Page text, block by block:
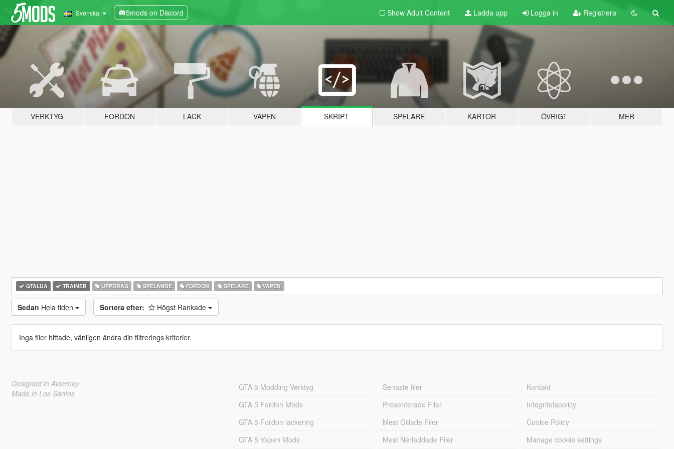
Svenska 5mods on Discord Show Adult Content Ladda upp Logga in Registrera
VERKTYG FORDON LACK VAPEN SKRIPT SPELARE KARTOR ÖVRIGT MER
GTALUA TRAINER UPPDRAG SPELANDE FORDON SPELARE VAPEN
Sedan Hela tiden Sortera efter: Högst Rankade
Inga filer hittade, vänligen ändra din filtrerings kriterier.
Designed in Alderney
Made in Los Santos
GTA 5 Modding Verktyg
GTA 5 Fordon Mods
GTA 5 Fordon lackering
GTA 5 Vapen Mods
Senaste filer
Presenterade Filer
Mest Gillade Filer
Mest Nerladdade Filer
Kontakt
Integritetspolicy
Cookie Policy
Manage cookie settings